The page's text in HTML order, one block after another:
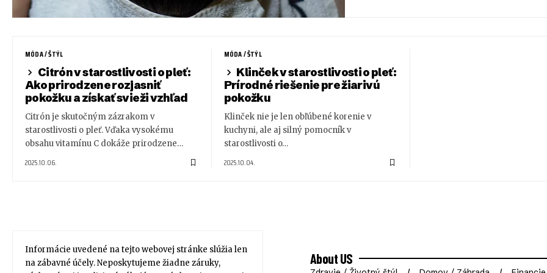
MÓDA / ŠTÝL
Citrón v starostlivosti o pleť:
Ako prirodzene rozjasniť
pokožku a získať svieži vzhľad
Citrón je skutočným zázrakom v
starostlivosti o pleť. Vďaka vysokému
obsahu vitamínu C dokáže prirodzene…
2025.10.06.
MÓDA / ŠTÝL
Klinček v starostlivosti o pleť:
Prírodné riešenie pre žiarivú
pokožku
Klinček nie je len obľúbené korenie v
kuchyni, ale aj silný pomocník v
starostlivosti o…
2025.10.04.
Informácie uvedené na tejto webovej stránke slúžia len
na zábavné účely. Neposkytujeme žiadne záruky,
About US